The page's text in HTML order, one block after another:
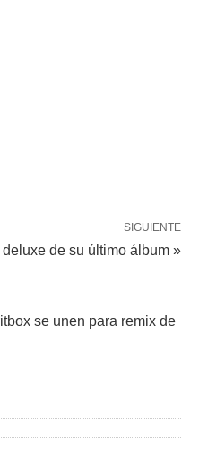
SIGUIENTE
de su último álbum »
se unen para remix de